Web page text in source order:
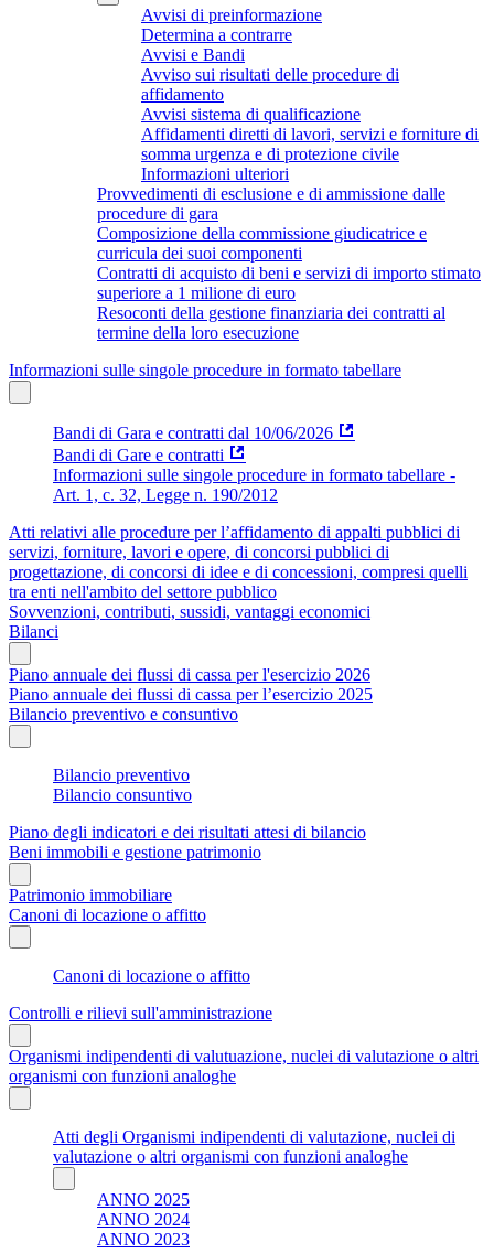
Avvisi di preinformazione
Determina a contrarre
Avvisi e Bandi
Avviso sui risultati delle procedure di
affidamento
Avvisi sistema di qualificazione
Affidamenti diretti di lavori, servizi e forniture di
somma urgenza e di protezione civile
Informazioni ulteriori
Provvedimenti di esclusione e di ammissione dalle
procedure di gara
Composizione della commissione giudicatrice e
curricula dei suoi componenti
Contratti di acquisto di beni e servizi di importo stimato
superiore a 1 milione di euro
Resoconti della gestione finanziaria dei contratti al
termine della loro esecuzione
Informazioni sulle singole procedure in formato tabellare
Bandi di Gara e contratti dal 10/06/2026
Bandi di Gare e contratti
Informazioni sulle singole procedure in formato tabellare -
Art. 1, c. 32, Legge n. 190/2012
Atti relativi alle procedure per l’affidamento di appalti pubblici di
servizi, forniture, lavori e opere, di concorsi pubblici di
progettazione, di concorsi di idee e di concessioni, compresi quelli
tra enti nell'ambito del settore pubblico
Sovvenzioni, contributi, sussidi, vantaggi economici
Bilanci
Piano annuale dei flussi di cassa per l'esercizio 2026
Piano annuale dei flussi di cassa per l’esercizio 2025
Bilancio preventivo e consuntivo
Bilancio preventivo
Bilancio consuntivo
Piano degli indicatori e dei risultati attesi di bilancio
Beni immobili e gestione patrimonio
Patrimonio immobiliare
Canoni di locazione o affitto
Canoni di locazione o affitto
Controlli e rilievi sull'amministrazione
Organismi indipendenti di valutuazione, nuclei di valutazione o altri
organismi con funzioni analoghe
Atti degli Organismi indipendenti di valutazione, nuclei di
valutazione o altri organismi con funzioni analoghe
ANNO 2025
ANNO 2024
ANNO 2023